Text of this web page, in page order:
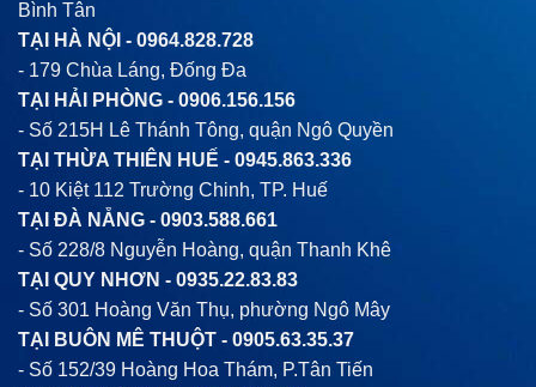
Bình Tân
TẠI HÀ NỘI - 0964.828.728
- 179 Chùa Láng, Đống Đa
TẠI HẢI PHÒNG - 0906.156.156
- Số 215H Lê Thánh Tông, quận Ngô Quyền
TẠI THỪA THIÊN HUẾ - 0945.863.336
- 10 Kiệt 112 Trường Chinh, TP. Huế
TẠI ĐÀ NẴNG - 0903.588.661
- Số 228/8 Nguyễn Hoàng, quận Thanh Khê
TẠI QUY NHƠN - 0935.22.83.83
- Số 301 Hoàng Văn Thụ, phường Ngô Mây
TẠI BUÔN MÊ THUỘT - 0905.63.35.37
- Số 152/39 Hoàng Hoa Thám, P.Tân Tiến